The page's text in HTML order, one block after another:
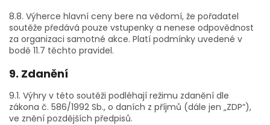
8.8. Výherce hlavní ceny bere na vědomí, že pořadatel
soutěže předává pouze vstupenky a nenese odpovědnost
za organizaci samotné akce. Platí podmínky uvedené v
bodě 11.7 těchto pravidel.
9. Zdanění
9.1. Výhry v této soutěži podléhají režimu zdanění dle
zákona č. 586/1992 Sb., o daních z příjmů (dále jen „ZDP“),
ve znění pozdějších předpisů.